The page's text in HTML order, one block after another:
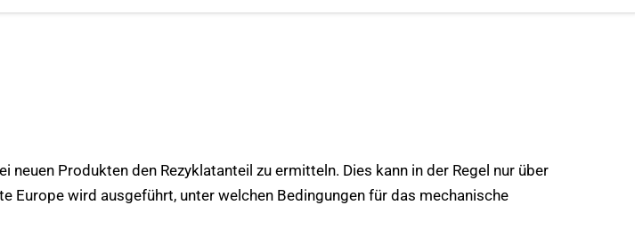
Produkten den Rezyklatanteil zu ermitteln. Dies kann in der Regel nur über
Europe wird ausgeführt, unter welchen Bedingungen für das mechanische